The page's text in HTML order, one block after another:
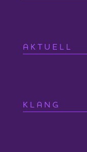
AKTUELL
KLANG